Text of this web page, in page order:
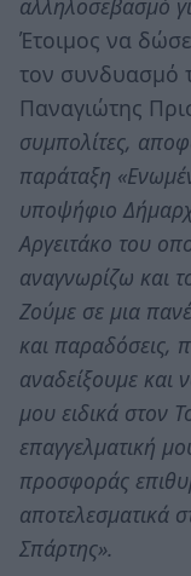
Έτοιμος να
τον συνδυασμό
Παναγιώτης
συμπολίτες,
παράταξη
υποψήφιο
Αργειτάκο του
αναγνωρίζω και
Ζούμε σε μια
και παραδόσεις,
αναδείξουμε και
μου ειδικά στον
επαγγελματική
προσφοράς
αποτελεσματικά
Σπάρτης».